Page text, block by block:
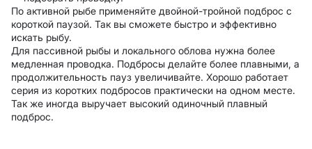
По активной рыбе применяйте двойной-тройной подброс с
короткой паузой. Так вы сможете быстро и эффективно
искать рыбу.
Для пассивной рыбы и локального облова нужна более
медленная проводка. Подбросы делайте более плавными, а
продолжительность пауз увеличивайте. Хорошо работает
серия из коротких подбросов практически на одном месте.
Так же иногда выручает высокий одиночный плавный
подброс.